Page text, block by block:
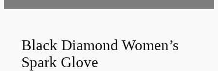
Black Diamond Women’s
Spark Glove